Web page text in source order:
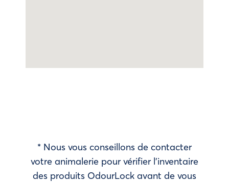
* Nous vous conseillons de contacter
votre animalerie pour vérifier l’inventaire
des produits OdourLock avant de vous